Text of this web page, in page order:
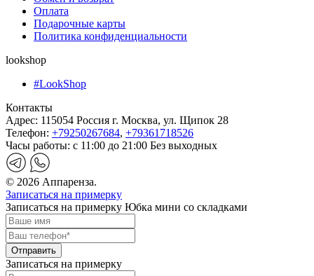
Оплата
Подарочные карты
Политика конфиденциальности
lookshop
#LookShop
Контакты
Адрес: 115054 Россия г. Москва, ул. Щипок 28
Телефон: +79250267684, +79361718526
Часы работы: с 11:00 до 21:00 Без выходных
© 2026 Аппаренза.
Записаться на примерку
Записаться на примерку Юбка мини со складками
Записаться на примерку